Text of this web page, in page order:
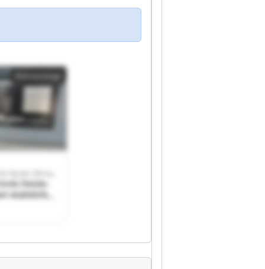
Heide-
AGRAVIS
Kleinanzeige